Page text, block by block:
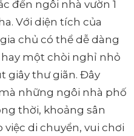
đến ngôi nhà vườn 1
Với diện tích của
gia chủ có thể dễ dàng
một chòi nghỉ nhỏ
giây thư giãn. Đây
những ngôi nhà phố
thời, khoảng sân
di chuyển, vui chơi